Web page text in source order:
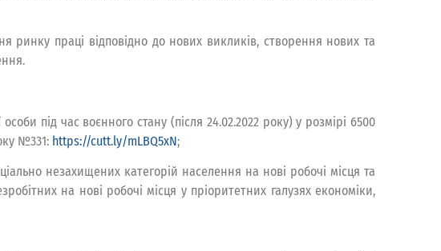
ринку праці відповідно до нових викликів, створення нових та
під час воєнного стану (після 24.02.2022 року) у розмірі 6500
№331: https://cutt.ly/mLBQ5xN;
незахищених категорій населення на нові робочі місця та
на нові робочі місця у пріоритетних галузях економіки,